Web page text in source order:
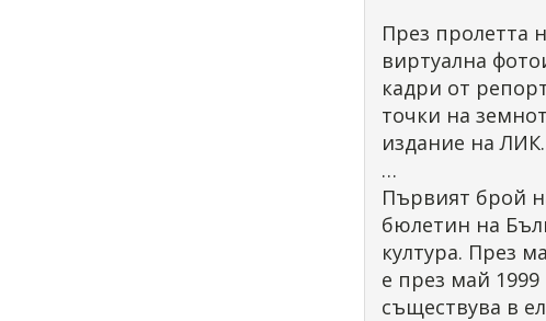
През пролетта
виртуална
кадри от
точки на
издание на ЛИК.
…
Първият брой
бюлетин на
култура. През
е през май
съществува в